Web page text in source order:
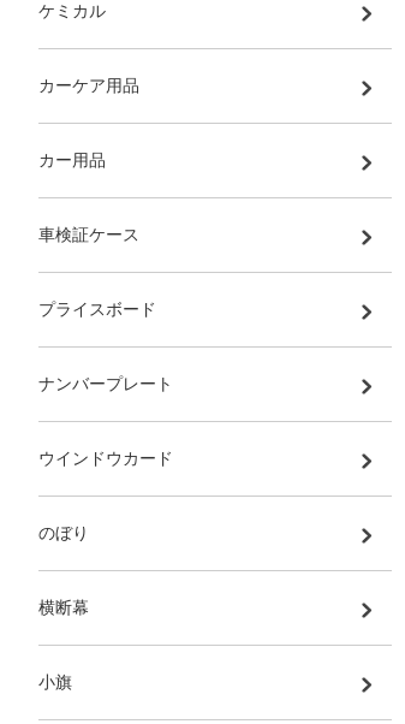
ケミカル
カーケア用品
カー用品
車検証ケース
プライスボード
ナンバープレート
ウインドウカード
のぼり
横断幕
小旗